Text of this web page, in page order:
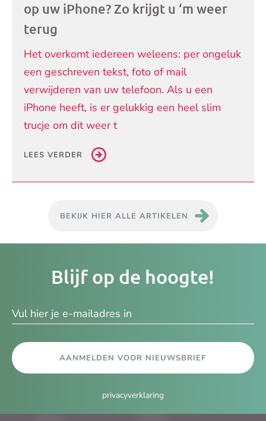
op uw iPhone? Zo krijgt u ‘m weer
terug
Het overkomt iedereen weleens: per ongeluk
een geschreven tekst, foto of mail
verwijderen van uw telefoon. Als u een
iPhone heeft, is er gelukkig een heel slim
trucje om dit weer t
LEES VERDER
BEKIJK HIER ALLE ARTIKELEN
Blijf op de hoogte!
AANMELDEN VOOR NIEUWSBRIEF
privacyverklaring